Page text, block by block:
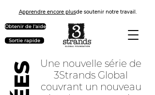
Apprendre encore plusde soutenir notre travail.
Obtenir de l'aide
Sortie rapide
Une nouvelle série de
3Strands Global
couvrant un nouveau